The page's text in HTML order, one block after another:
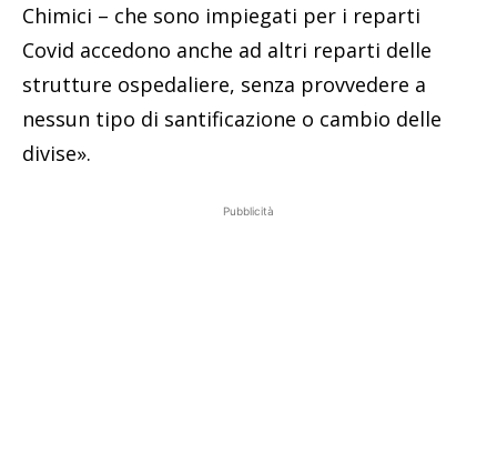
Chimici – che sono impiegati per i reparti
Covid accedono anche ad altri reparti delle
strutture ospedaliere, senza provvedere a
nessun tipo di santificazione o cambio delle
divise».
Pubblicità